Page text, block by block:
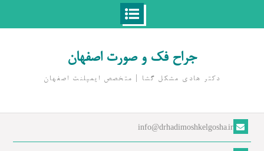
جراح فک و صورت اصفهان
دکتر هادی مشکل گشا | متخصص ايمپلنت اصفهان
info@drhadimoshkelgosha.ir